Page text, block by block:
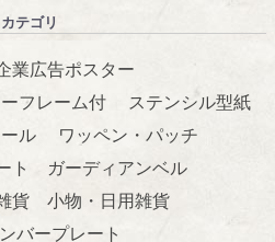
カテゴリ
業広告ポスター
フレーム付
ステンシル型紙
ル
ワッペン・パッチ
ト
ガーディアンベル
貨
小物・日用雑貨
バープレート